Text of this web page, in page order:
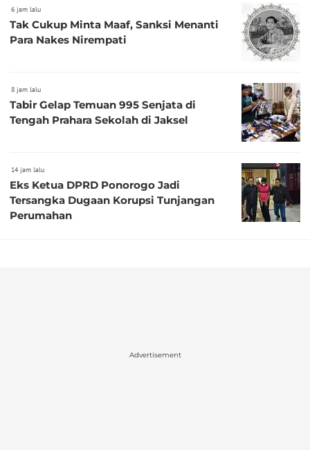
6 jam lalu
Tak Cukup Minta Maaf, Sanksi Menanti
Para Nakes Nirempati
8 jam lalu
Tabir Gelap Temuan 995 Senjata di
Tengah Prahara Sekolah di Jaksel
14 jam lalu
Eks Ketua DPRD Ponorogo Jadi
Tersangka Dugaan Korupsi Tunjangan
Perumahan
Advertisement